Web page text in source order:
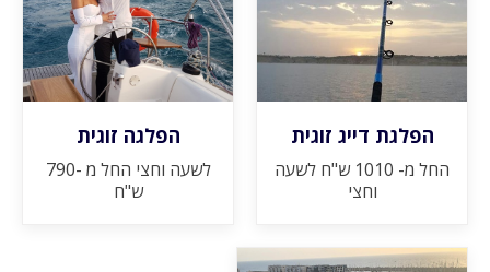
הפלגת דייג זוגית
החל מ- 1010 ש"ח לשעה
וחצי
הפלגה זוגית
לשעה וחצי החל מ -790
ש"ח